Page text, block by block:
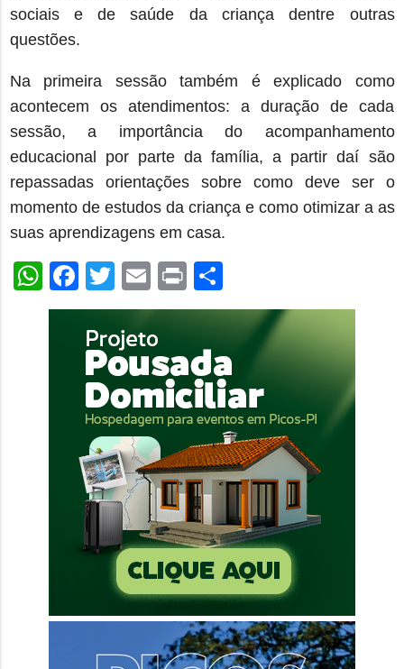
sociais e de saúde da criança dentre outras
questões.
Na primeira sessão também é explicado como
acontecem os atendimentos: a duração de cada
sessão, a importância do acompanhamento
educacional por parte da família, a partir daí são
repassadas orientações sobre como deve ser o
momento de estudos da criança e como otimizar a as
suas aprendizagens em casa.
WhatsApp
Facebook
Twitter
Email
PrintShare